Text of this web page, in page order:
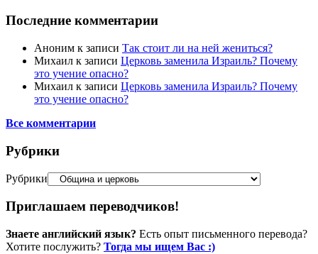
Последние комментарии
Аноним к записи Так стоит ли на ней жениться?
Михаил к записи Церковь заменила Израиль? Почему
это учение опасно?
Михаил к записи Церковь заменила Израиль? Почему
это учение опасно?
Все комментарии
Рубрики
Рубрики
Приглашаем переводчиков!
Знаете английский язык? Есть опыт письменного перевода?
Хотите послужить? Тогда мы ищем Вас :)